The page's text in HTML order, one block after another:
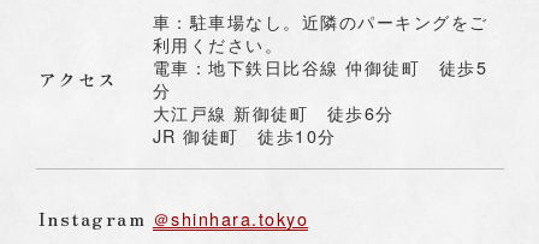
アクセス
車：駐車場なし。近隣のパーキングをご
利用ください。
電車：地下鉄日比谷線 仲御徒町 徒歩5
分
大江戸線 新御徒町 徒歩6分
JR 御徒町 徒歩10分
Instagram ＠shinhara.tokyo